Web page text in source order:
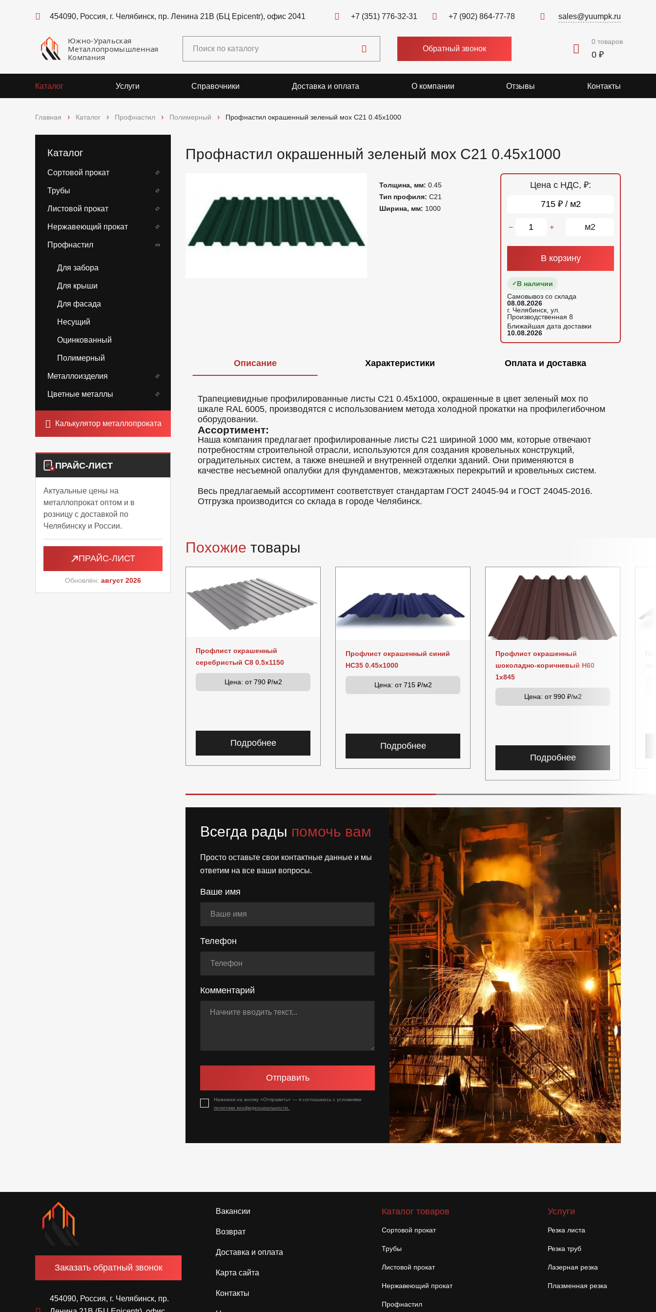
454090, Россия, г. Челябинск, пр. Ленина 21В (БЦ Epicentr), офис 2041 +7 (351) 776-32-31 +7 (902) 864-77-78 sales@yuumpk.ru
Южно-Уральская
Металлопромышленная
Компания
Обратный звонок
0 товаров
0 ₽
Каталог Услуги Справочники Доставка и оплата О компании Отзывы Контакты
Главная Каталог Профнастил Полимерный Профнастил окрашенный зеленый мох C21 0.45x1000
Каталог
Сортовой прокат
Трубы
Листовой прокат
Нержавеющий прокат
Профнастил
Для забора
Для крыши
Для фасада
Несущий
Оцинкованный
Полимерный
Металлоизделия
Цветные металлы
Калькулятор металлопроката
ПРАЙС-ЛИСТ
Актуальные цены на
металлопрокат оптом и в
розницу с доставкой по
Челябинску и России.
ПРАЙС-ЛИСТ
Обновлён: август 2026
Профнастил окрашенный зеленый мох C21 0.45x1000
Толщина, мм: 0.45
Тип профиля: С21
Ширина, мм: 1000
Цена с НДС, ₽:
715 ₽ / м2
− + м2
В корзину
В наличии
Самовывоз со склада
08.08.2026
г. Челябинск, ул.
Производственная 8
Ближайшая дата доставки
10.08.2026
Описание Характеристики Оплата и доставка
Трапециевидные профилированные листы C21 0.45x1000, окрашенные в цвет зеленый мох по
шкале RAL 6005, производятся с использованием метода холодной прокатки на профилегибочном
оборудовании.
Ассортимент:
Наша компания предлагает профилированные листы C21 шириной 1000 мм, которые отвечают
потребностям строительной отрасли, используются для создания кровельных конструкций,
оградительных систем, а также внешней и внутренней отделки зданий. Они применяются в
качестве несъемной опалубки для фундаментов, межэтажных перекрытий и кровельных систем.
Весь предлагаемый ассортимент соответствует стандартам ГОСТ 24045-94 и ГОСТ 24045-2016.
Отгрузка производится со склада в городе Челябинск.
Похожие товары
Профлист окрашенный
серебристый C8 0.5x1150
Цена: от 790 ₽/м2
Подробнее
Профлист окрашенный синий
НС35 0.45x1000
Цена: от 715 ₽/м2
Подробнее
Профлист окрашенный
шоколадно-коричневый Н60
1x845
Цена: от 990 ₽/м2
Подробнее
Всегда рады помочь вам
Просто оставьте свои контактные данные и мы
ответим на все ваши вопросы.
Ваше имя
Телефон
Комментарий
Отправить
Нажимая на кнопку «Отправить» — я соглашаюсь с условиями
политики конфиденциальности.
Заказать обратный звонок
454090, Россия, г. Челябинск, пр.
Вакансии
Возврат
Доставка и оплата
Карта сайта
Контакты
Каталог товаров
Сортовой прокат
Трубы
Листовой прокат
Нержавеющий прокат
Профнастил
Услуги
Резка листа
Резка труб
Лазерная резка
Плазменная резка